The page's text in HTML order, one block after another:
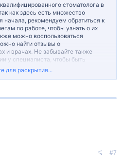
стоматолога в
как здесь есть множество
рекомендуем обратиться к
по работе, чтобы узнать о их
можно воспользоваться
найти отзывы о
и врачах. Не забывайте также
у специалиста, чтобы быть
Желаем вам найти
вашей семьи и получить
выбор стоматологов! Это очень
для раскрытия...
#7